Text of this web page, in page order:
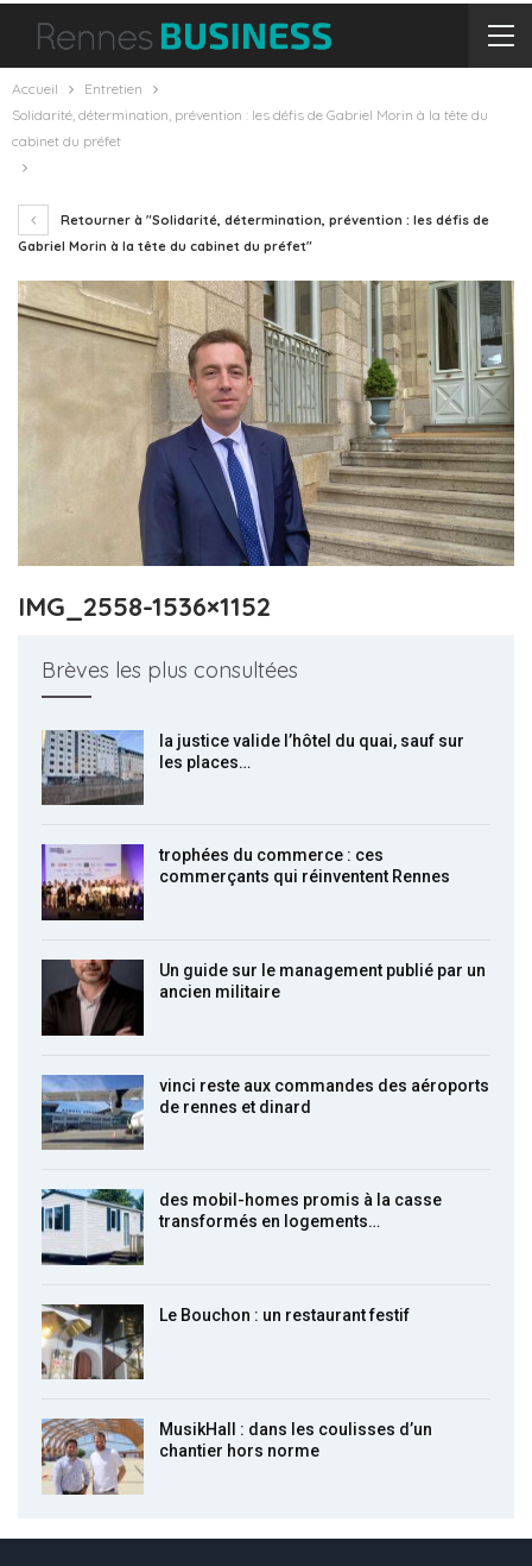
Accueil
Entretien
Solidarité, détermination, prévention : les défis de Gabriel Morin à la tête du
cabinet du préfet
Retourner à "Solidarité, détermination, prévention : les défis de
Gabriel Morin à la tête du cabinet du préfet"
IMG_2558-1536×1152
Brèves les plus consultées
la justice valide l’hôtel du quai, sauf sur
les places…
trophées du commerce : ces
commerçants qui réinventent Rennes
Un guide sur le management publié par un
ancien militaire
vinci reste aux commandes des aéroports
de rennes et dinard
des mobil-homes promis à la casse
transformés en logements…
Le Bouchon : un restaurant festif
MusikHall : dans les coulisses d’un
chantier hors norme